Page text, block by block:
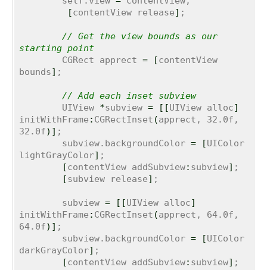
[contentView release] ;
// Get the view bounds as our
starting point
	CGRect apprect
= [contentView
bounds] ;
// Add each inset subview
	UIView
*subview = [ [UIView alloc]
initWithFrame : CGRectInset (apprect, 32.0f,
32.0f) ] ;
	subview.backgroundColor
= [UIColor
lightGrayColor] ;
[contentView addSubview: subview] ;
[subview release] ;
	subview
= [ [UIView alloc]
initWithFrame : CGRectInset (apprect, 64.0f,
64.0f) ] ;
	subview.backgroundColor
= [UIColor
darkGrayColor] ;
[contentView addSubview: subview] ;